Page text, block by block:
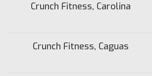
Crunch Fitness, Carolina
Crunch Fitness, Caguas